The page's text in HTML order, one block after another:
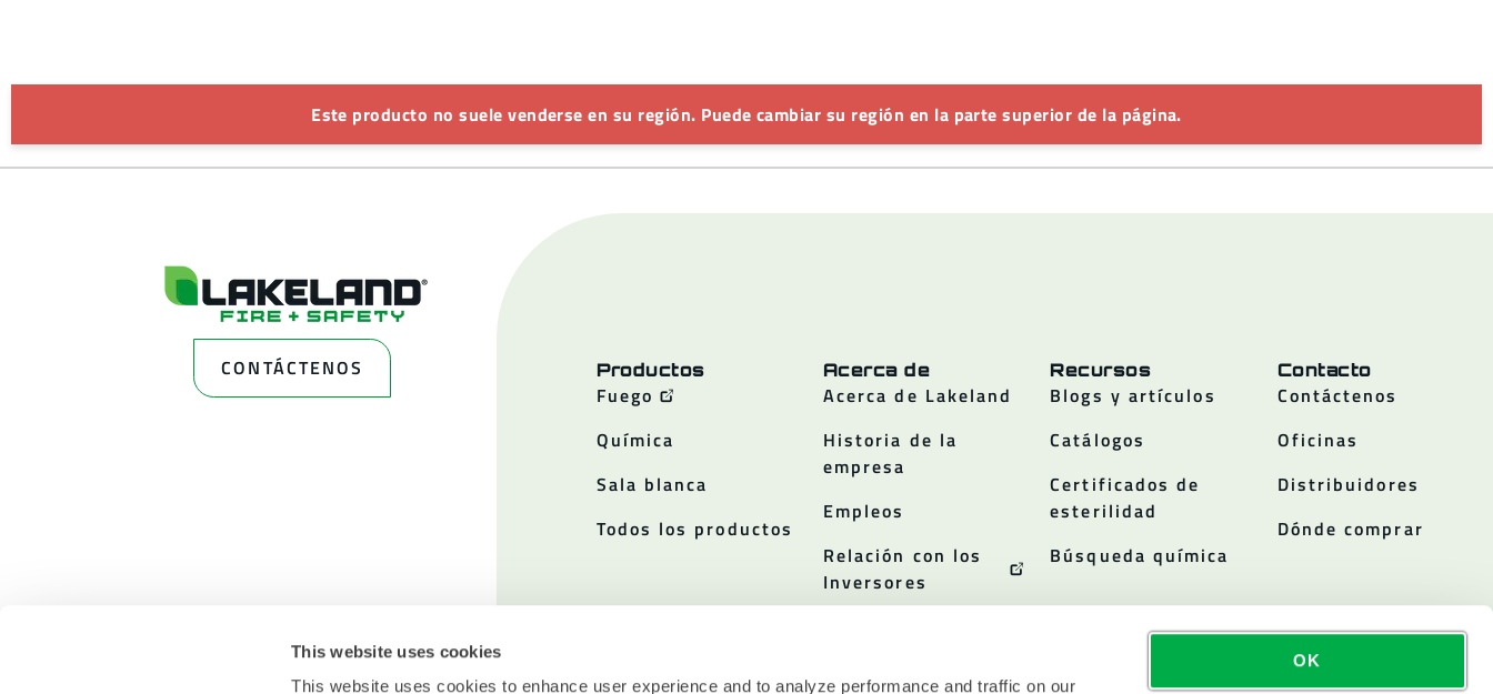
This website uses cookies
This website uses cookies to enhance user experience and to analyze performance and traffic on our
OK
Este producto no suele venderse en su región. Puede cambiar su región en la parte superior de la página.
CONTÁCTENOS Productos
Fuego
Química
Sala blanca
Todos los productos
Acerca de
Acerca de Lakeland
Historia de la
empresa
Empleos
Relación con los
Inversores
Recursos
Blogs y artículos
Catálogos
Certificados de
esterilidad
Búsqueda química
Contacto
Contáctenos
Oficinas
Distribuidores
Dónde comprar